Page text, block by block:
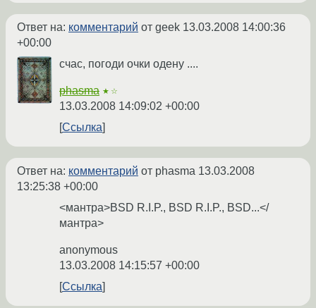
Ответ на: комментарий от geek 13.03.2008 14:00:36
+00:00
счас, погоди очки одену ....
phasma ★☆
13.03.2008 14:09:02 +00:00
Ссылка
Ответ на: комментарий от phasma 13.03.2008
13:25:38 +00:00
<мантра>BSD R.I.P., BSD R.I.P., BSD...</
мантра>
anonymous
13.03.2008 14:15:57 +00:00
Ссылка